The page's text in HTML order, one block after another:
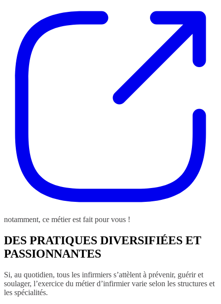
notamment, ce métier est fait pour vous !
DES PRATIQUES DIVERSIFIÉES ET
PASSIONNANTES
Si, au quotidien, tous les infirmiers s’attèlent à prévenir, guérir et
soulager, l’exercice du métier d’infirmier varie selon les structures et
les spécialités.